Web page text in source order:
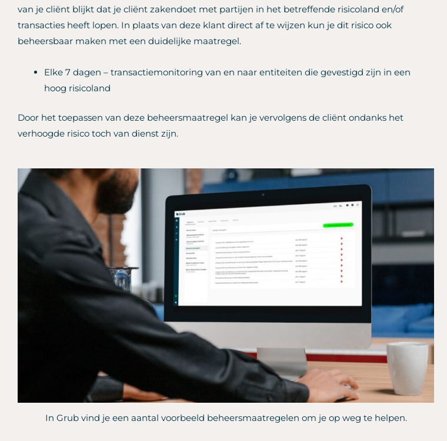
van je cliënt blijkt dat je cliënt zakendoet met partijen in het betreffende risicoland en/of
transacties heeft lopen. In plaats van deze klant direct af te wijzen kun je dit risico ook
beheersbaar maken met een duidelijke maatregel.
Elke 7 dagen – transactiemonitoring van en naar entiteiten die gevestigd zijn in een
hoog risicoland
Door het toepassen van deze beheersmaatregel kan je vervolgens de cliënt ondanks het
verhoogde risico toch van dienst zijn.
In Grub vind je een aantal voorbeeld beheersmaatregelen om je op weg te helpen.